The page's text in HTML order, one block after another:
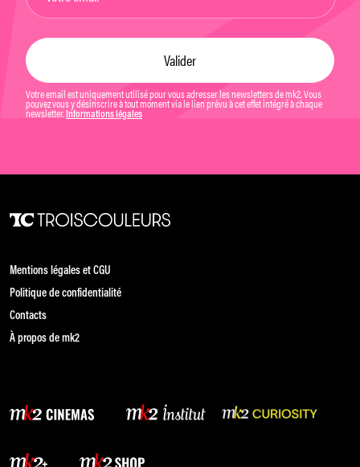
Votre email est uniquement utilisé pour vous adresser les newsletters de mk2. Vous
pouvez vous y désinscrire à tout moment via le lien prévu à cet effet intégré à chaque
newsletter. Informations légales
Mentions légales et CGU
Politique de confidentialité
Contacts
À propos de mk2